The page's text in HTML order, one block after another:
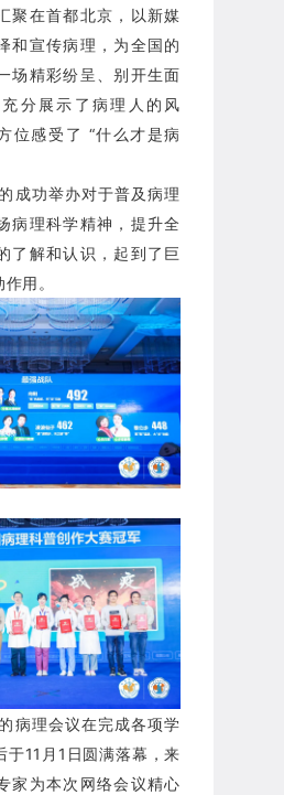
聚在首都北京 ，以新媒
和宣传病理，为全国的
场精彩纷呈、别开生面
分展示了病理人的风
位感受了 “什么才是病
成功举办对于普及病理
病理科学精神，提升全
了解和认识，起到了巨
用。
病理会议在完成各项学
于11月1日圆满落幕，来
家为本次网络会议精心